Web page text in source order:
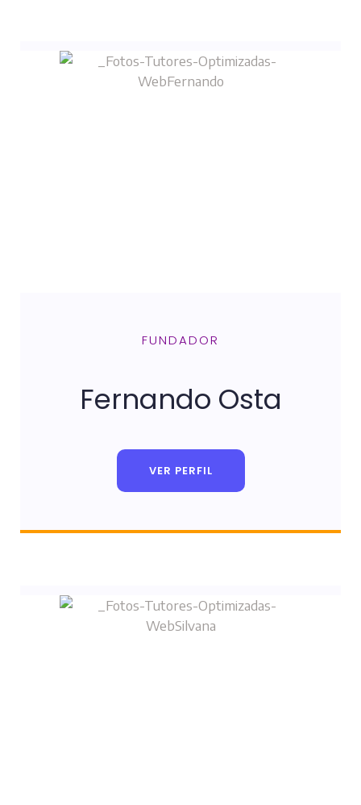
FUNDADOR
Fernando Osta
VER PERFIL